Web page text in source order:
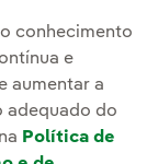
conhecimento
e
aumentar a
adequado do
Política de